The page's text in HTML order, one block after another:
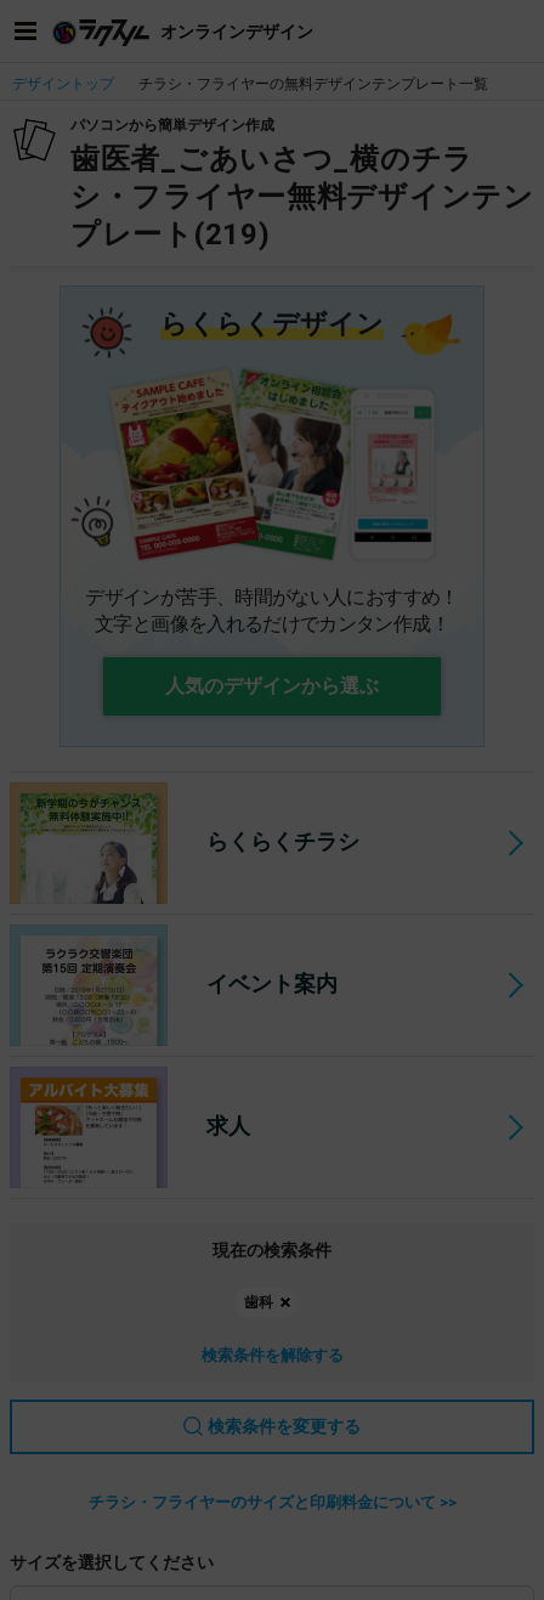
オンラインデザイン
デザイントップ チラシ・フライヤーの無料デザインテンプレート一覧
パソコンから簡単デザイン作成
歯医者_ごあいさつ_横のチラ
シ・フライヤー無料デザインテン
プレート(219)
らくらくデザイン
デザインが苦手、時間がない人におすすめ！
文字と画像を入れるだけでカンタン作成！
人気のデザインから選ぶ
らくらくチラシ
イベント案内
求人
現在の検索条件
歯科
検索条件を解除する
検索条件を変更する
チラシ・フライヤーのサイズと印刷料金について >>
サイズを選択してください